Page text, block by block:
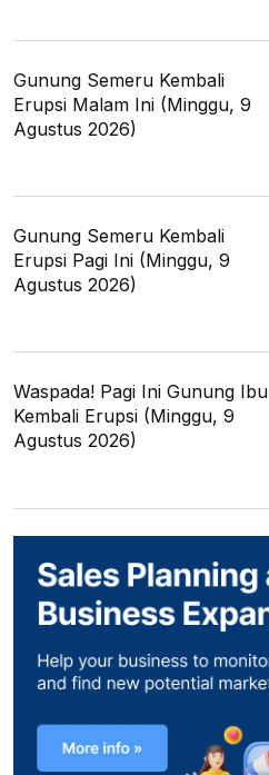
Gunung Semeru Kembali
Erupsi Malam Ini (Minggu, 9
Agustus 2026)
Gunung Semeru Kembali
Erupsi Pagi Ini (Minggu, 9
Agustus 2026)
Waspada! Pagi Ini Gunung Ibu
Kembali Erupsi (Minggu, 9
Agustus 2026)